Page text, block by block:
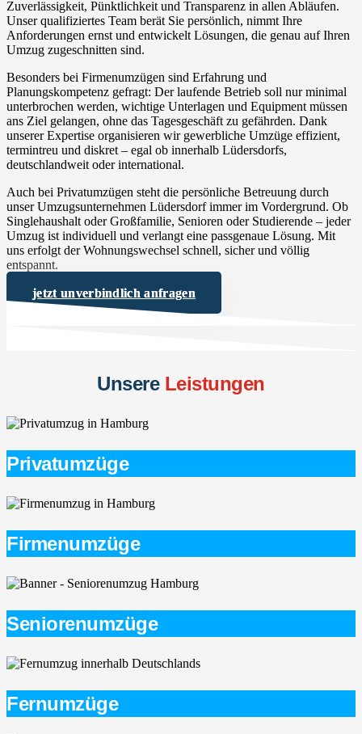
Zuverlässigkeit, Pünktlichkeit und Transparenz in allen Abläufen.
Unser qualifiziertes Team berät Sie persönlich, nimmt Ihre
Anforderungen ernst und entwickelt Lösungen, die genau auf Ihren
Umzug zugeschnitten sind.
Besonders bei Firmenumzügen sind Erfahrung und
Planungskompetenz gefragt: Der laufende Betrieb soll nur minimal
unterbrochen werden, wichtige Unterlagen und Equipment müssen
ans Ziel gelangen, ohne das Tagesgeschäft zu gefährden. Dank
unserer Expertise organisieren wir gewerbliche Umzüge effizient,
termintreu und diskret – egal ob innerhalb Lüdersdorfs,
deutschlandweit oder international.
Auch bei Privatumzügen steht die persönliche Betreuung durch
unser Umzugsunternehmen Lüdersdorf immer im Vordergrund. Ob
Singlehaushalt oder Großfamilie, Senioren oder Studierende – jeder
Umzug ist individuell und verlangt eine passgenaue Lösung. Mit
uns erfolgt der Wohnungswechsel schnell, sicher und völlig
entspannt.
jetzt unverbindlich anfragen
UnsereLeistungen
Privatumzüge
Firmenumzüge
Seniorenumzüge
Fernumzüge